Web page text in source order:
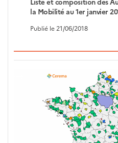
la Mobilité au 1er janvier
Publié le 21/06/2018